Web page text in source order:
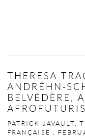
THERESA
ANDRÉHN-
BELVÉDÈRE,
PATRICK JAVAULT,
FRANÇAISE ,